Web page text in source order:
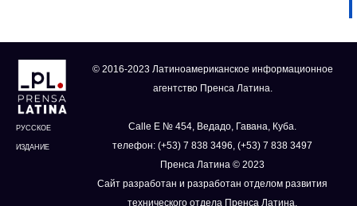
РУССКОЕ
ИЗДАНИЕ
© 2016-2023 Латиноамериканское информационное
агентство Пренса Латина.
Calle E № 454, Ведадо, Гавана, Куба.
телефон: (+53) 7 838 3496, (+53) 7 838 3497
Пренса Латина © 2023
Сайт разработан и разработан отделом развития
технического отдела Пренса Латина.